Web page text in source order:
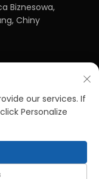
Biznesowa,
Chiny
Devices Co., LTD.
our services. If
Personalize